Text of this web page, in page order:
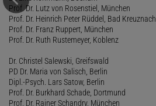
Prof. Dr. Lutz von Rosenstiel, München
Prof. Dr. Heinrich Peter Rüddel, Bad Kreuznach
Prof. Dr. Franz Ruppert, München
Prof. Dr. Ruth Rustemeyer, Koblenz
Dr. Christel Salewski, Greifswald
PD Dr. Maria von Salisch, Berlin
Dipl.-Psych. Lars Satow, Berlin
Prof. Dr. Burkhard Schade, Dortmund
Prof. Dr. Rainer Schandry, München